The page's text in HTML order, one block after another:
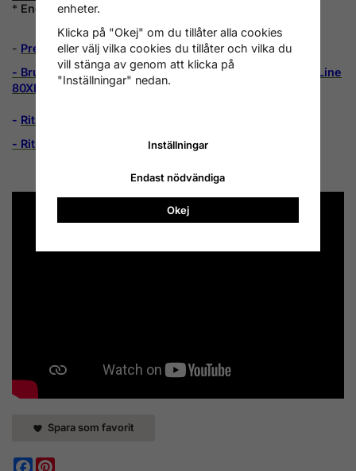
Spara som favorit
Facebook
* Energieffektivitetsklass: A+
- Prestandadeklaration
- Bruksanvisning braskamin Scan-Line 80XL och Scan-Line
80XLB
- Ritning braskamin Scan-Line 80 XL
- Ritning braskamin Scan-Line 80 XL-B med bakugn
enheter.
Klicka på "Okej" om du tillåter alla cookies
eller välj vilka cookies du tillåter och vilka du
vill stänga av genom att klicka på
"Inställningar" nedan.
Inställningar
Endast nödvändiga
Okej